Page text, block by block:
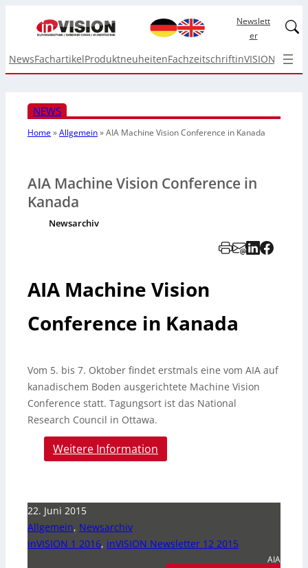
Newslett
er
NewsFachartikelProduktneuheitenFachzeitschriftinVISION Top
NEWS
Home»Allgemein»AIA Machine Vision Conference in Kanada
AIA Machine Vision Conference in
Kanada
Newsarchiv
AIA Machine Vision
Conference in Kanada
Vom 5. bis 7. Oktober findet erstmals eine vom AIA auf
kanadischem Boden ausgerichtete Machine Vision
Conference statt. Tagungsort ist das National
Research Council in Ottawa.
Weitere Information
22. Juni 2015
Allgemein, Newsarchiv
inVISION 1 2016, inVISION Newsletter 12 2015
AIA